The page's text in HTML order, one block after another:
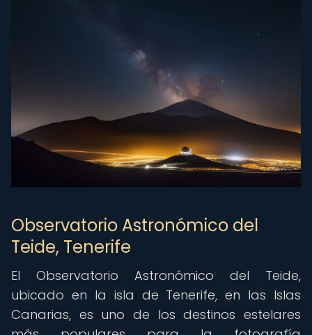
Observatorio Astronómico del
Teide, Tenerife
El Observatorio Astronómico del Teide,
ubicado en la isla de Tenerife, en las Islas
Canarias, es uno de los destinos estelares